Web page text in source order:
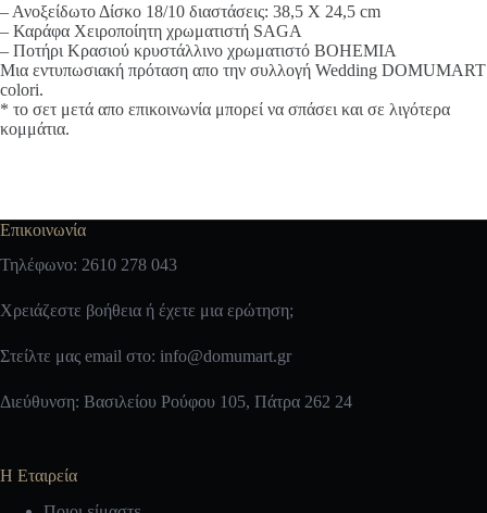
– Ανοξείδωτο Δίσκο 18/10 διαστάσεις: 38,5 Χ 24,5 cm
– Καράφα Χειροποίητη χρωματιστή SAGA
– Ποτήρι Κρασιού κρυστάλλινο χρωματιστό BOHEMIA
Μια εντυπωσιακή πρόταση απο την συλλογή Wedding DOMUMART
colori.
* το σετ μετά απο επικοινωνία μπορεί να σπάσει και σε λιγότερα
κομμάτια.
Επικοινωνία
Τηλέφωνο: 2610 278 043
Χρειάζεστε βοήθεια ή έχετε μια ερώτηση;
Στείλτε μας email στο: info@domumart.gr
Διεύθυνση: Βασιλείου Ρούφου 105, Πάτρα 262 24
Η Εταιρεία